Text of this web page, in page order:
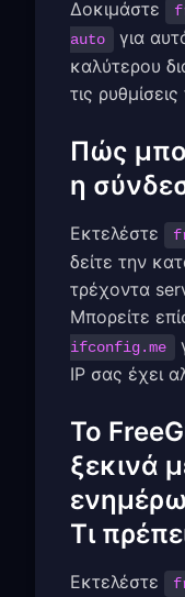
Δοκιμάστε
auto
για
καλύτερου
τις
Πώς
η
Εκτελέστε
δείτε την
τρέχοντα
Μπορείτε
ifconfig.me
IP σας έχει
Το
ξεκινά
Τι
Εκτελέστε